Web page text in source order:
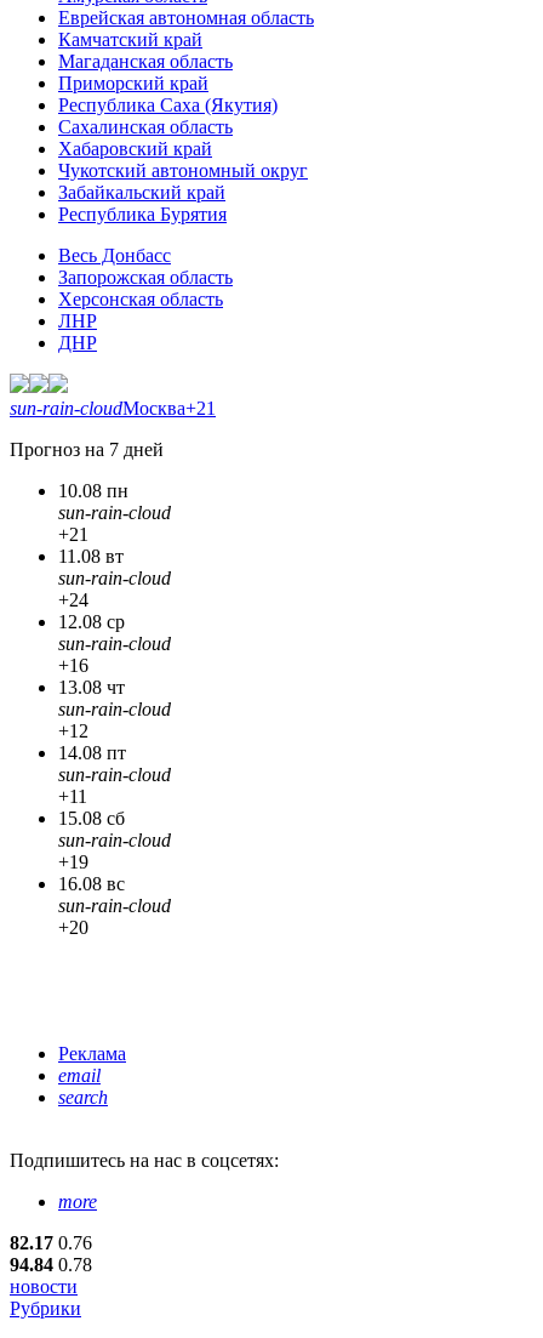
Еврейская автономная область
Камчатский край
Магаданская область
Приморский край
Республика Саха (Якутия)
Сахалинская область
Хабаровский край
Чукотский автономный округ
Забайкальский край
Республика Бурятия
Весь Донбасс
Запорожская область
Херсонская область
ЛНР
ДНР
sun-rain-cloudМосква+21
Прогноз на 7 дней
10.08 пн
sun-rain-cloud
+21
11.08 вт
sun-rain-cloud
+24
12.08 ср
sun-rain-cloud
+16
13.08 чт
sun-rain-cloud
+12
14.08 пт
sun-rain-cloud
+11
15.08 сб
sun-rain-cloud
+19
16.08 вс
sun-rain-cloud
+20
Реклама
email
search
Подпишитесь на нас в соцсетях:
more
82.17 0.76
94.84 0.78
новости
Рубрики